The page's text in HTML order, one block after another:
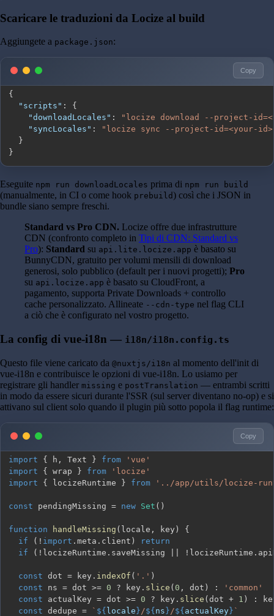
Scaricare le traduzioni da Locize al build
Aggiungete a package.json:
Copy
{
"scripts" :
{
"downloadLocales" :
"locize download --project-
"syncLocales" :
"locize sync --project-id=<your-
}
}
Eseguite npm run downloadLocales prima di npm run build
(manualmente, in CI o come hook prebuild) così che i JSON in
bundle siano sempre freschi.
Standard vs Pro CDN. Locize offre due infrastrutture
CDN (confronto completo in Tipi di CDN: Standard vs
Pro): Standard su api.lite.locize.app è basato su
BunnyCDN, gratuito per volumi mensili di download
generosi, solo pubblico (default per i nuovi progetti); Pro
su api.locize.app è basato su CloudFront, a
pagamento, supporta Private Downloads + controllo
cache personalizzato. Allineate --cdn-type nel flag CLI
a ciò che è configurato nel vostro progetto.
La config di vue-i18n — i18n/i18n.config.ts
Questo file viene caricato da @nuxtjs/i18n al momento dell'init di
vue-i18n e contribuisce le opzioni di vue-i18n. Lo usiamo per
registrare gli handler missing e postTranslation — entrambi scritti
in modo da essere sicuri durante l'SSR (sul server diventano no-op) e si
attivano sul client solo quando il plugin più sotto popola il flag runtime:
Copy
import { h , Text } from
'vue'
import
{ wrap } from
'locize'
import
{ locizeRuntime } from '../app/utils/locize-
const pendingMissing = new Set ( )
function handleMissing ( locale , key )
{
if
( ! import . meta . client )
return
if
( ! locizeRuntime . saveMissing ! locizeRuntime .
const dot = key . indexOf ( '.' )
const ns = dot >= 0 ? key . slice ( 0 , dot ) :
'common'
const actualKey = dot >= 0 ? key . slice ( dot + 1 )
:
const dedupe = ` ${ locale } /${ ns } /${ actualKey } `